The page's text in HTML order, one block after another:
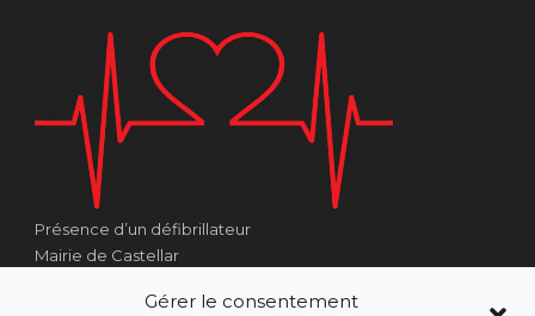
Gérer le consentement
Présence d’un défibrillateur
Mairie de Castellar
Côté Escalier Rue Sarrail